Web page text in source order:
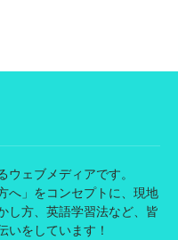
ェブメディアです。
へ」をコンセプトに、現地
し方、英語学習法など、皆
いをしています！